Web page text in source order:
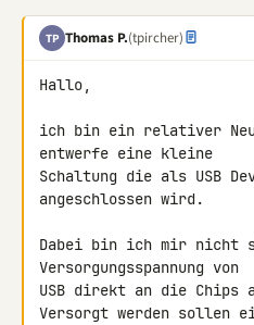
TP Thomas P.(tpircher)
Hallo,
ich bin ein relativer
entwerfe eine kleine
Schaltung die als USB
angeschlossen wird.
Dabei bin ich mir nicht
Versorgungsspannung von
USB direkt an die Chips
Versorgt werden sollen